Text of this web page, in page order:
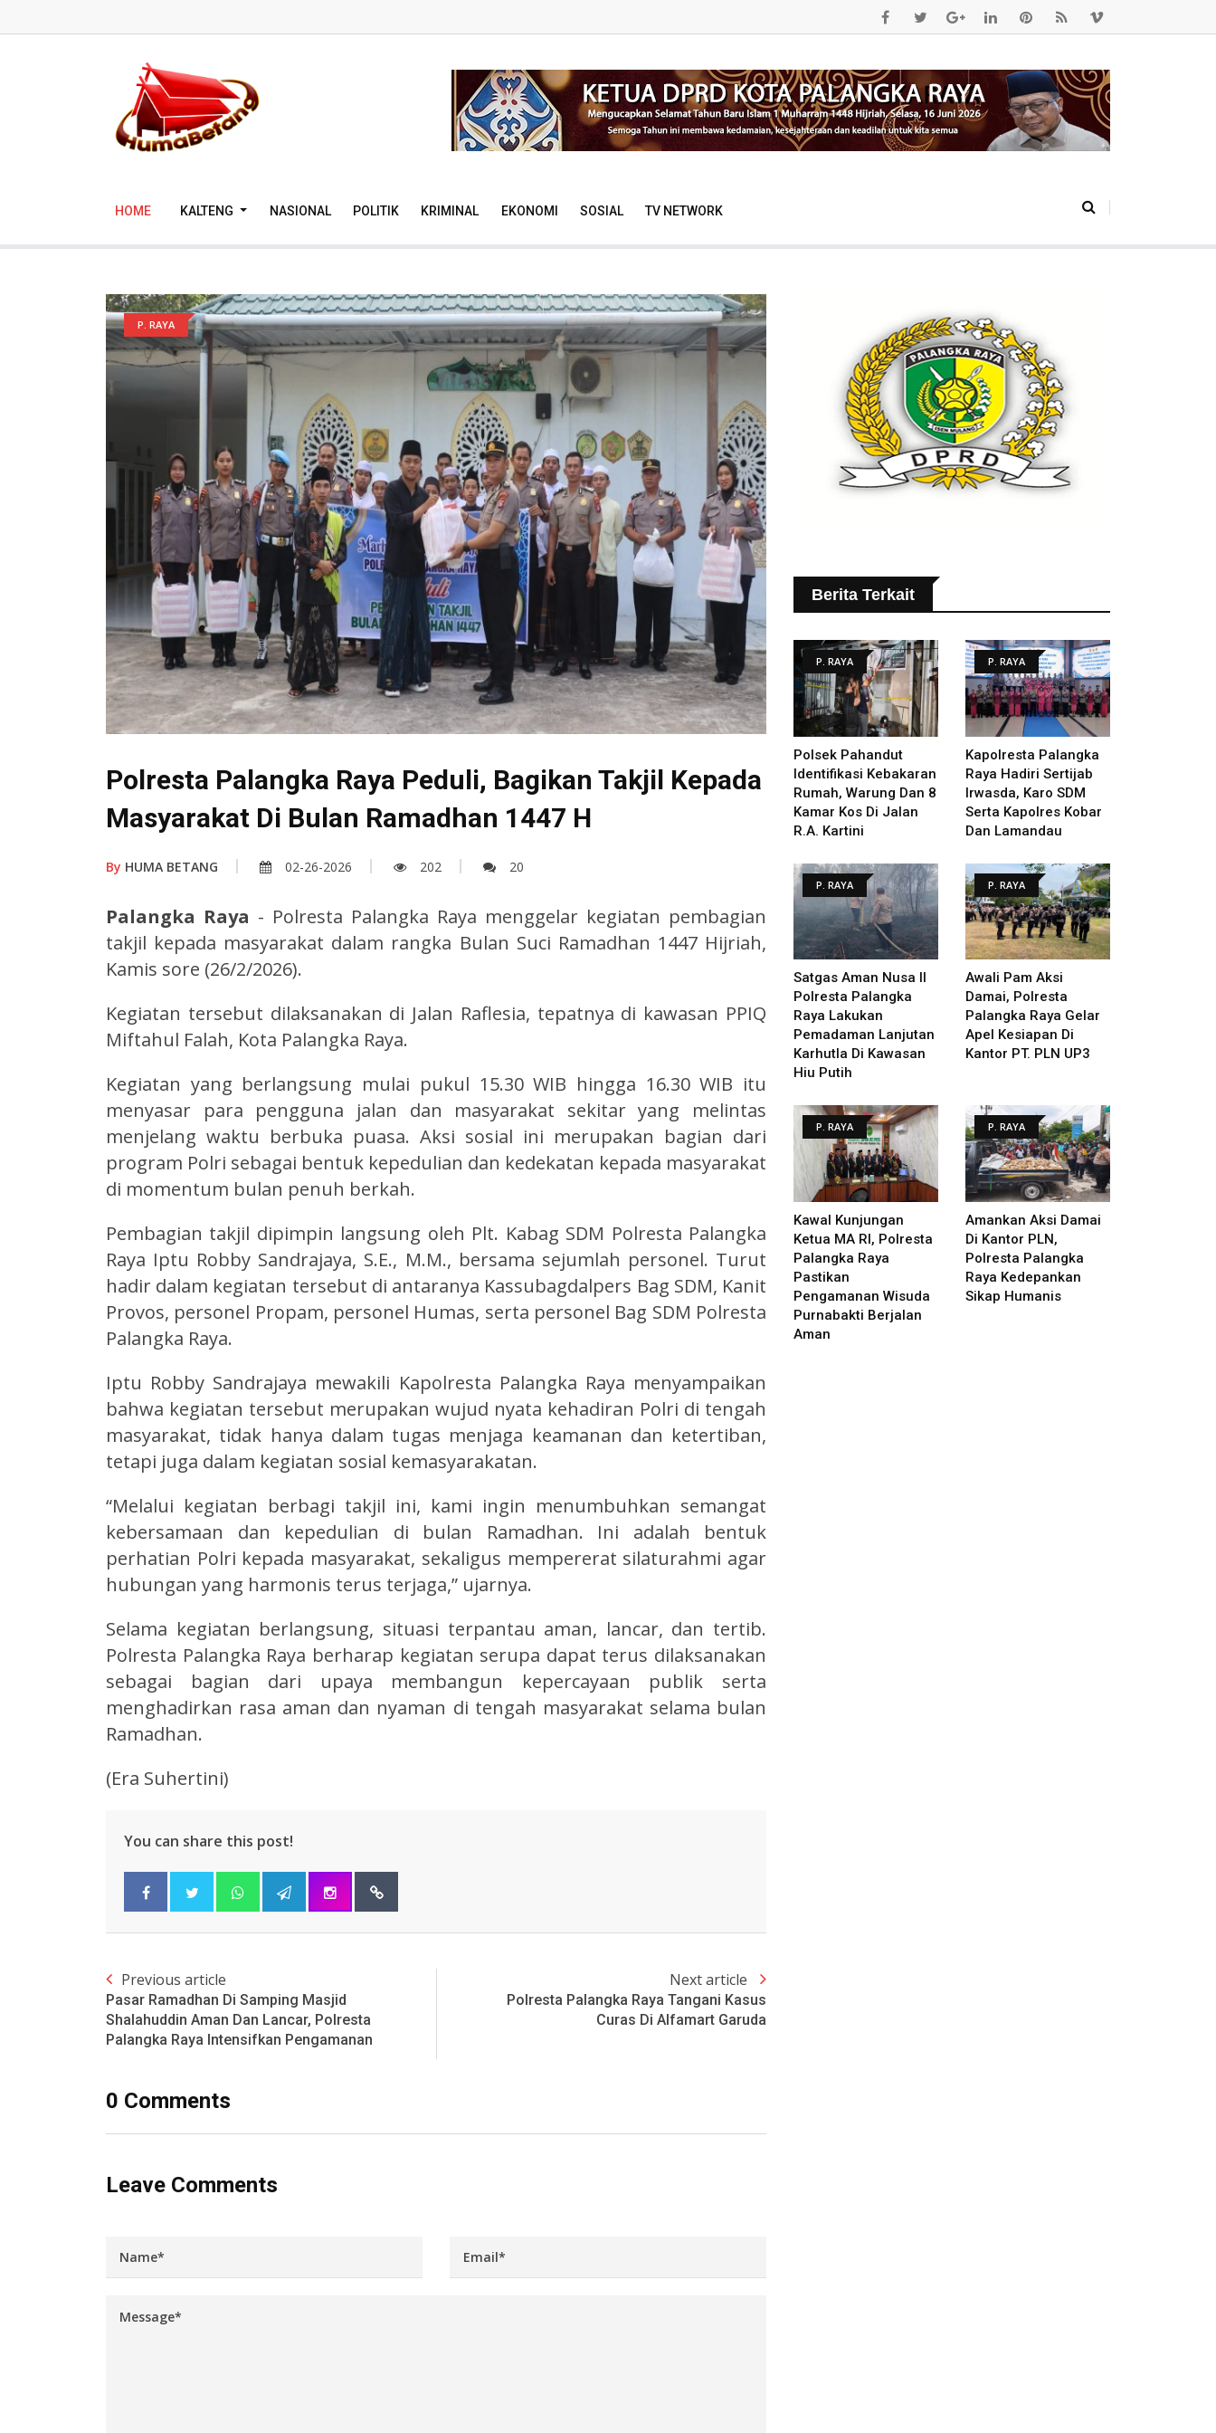
HOME KALTENG NASIONAL POLITIK KRIMINAL EKONOMI SOSIAL TV NETWORK
P. RAYA
Polresta Palangka Raya Peduli, Bagikan Takjil Kepada
Masyarakat Di Bulan Ramadhan 1447 H
By HUMA BETANG 02-26-2026 202 20
Palangka Raya - Polresta Palangka Raya menggelar kegiatan pembagian
takjil kepada masyarakat dalam rangka Bulan Suci Ramadhan 1447 Hijriah,
Kamis sore (26/2/2026).
Kegiatan tersebut dilaksanakan di Jalan Raflesia, tepatnya di kawasan PPIQ
Miftahul Falah, Kota Palangka Raya.
Kegiatan yang berlangsung mulai pukul 15.30 WIB hingga 16.30 WIB itu
menyasar para pengguna jalan dan masyarakat sekitar yang melintas
menjelang waktu berbuka puasa. Aksi sosial ini merupakan bagian dari
program Polri sebagai bentuk kepedulian dan kedekatan kepada masyarakat
di momentum bulan penuh berkah.
Pembagian takjil dipimpin langsung oleh Plt. Kabag SDM Polresta Palangka
Raya Iptu Robby Sandrajaya, S.E., M.M., bersama sejumlah personel. Turut
hadir dalam kegiatan tersebut di antaranya Kassubagdalpers Bag SDM, Kanit
Provos, personel Propam, personel Humas, serta personel Bag SDM Polresta
Palangka Raya.
Iptu Robby Sandrajaya mewakili Kapolresta Palangka Raya menyampaikan
bahwa kegiatan tersebut merupakan wujud nyata kehadiran Polri di tengah
masyarakat, tidak hanya dalam tugas menjaga keamanan dan ketertiban,
tetapi juga dalam kegiatan sosial kemasyarakatan.
“Melalui kegiatan berbagi takjil ini, kami ingin menumbuhkan semangat
kebersamaan dan kepedulian di bulan Ramadhan. Ini adalah bentuk
perhatian Polri kepada masyarakat, sekaligus mempererat silaturahmi agar
hubungan yang harmonis terus terjaga,” ujarnya.
Selama kegiatan berlangsung, situasi terpantau aman, lancar, dan tertib.
Polresta Palangka Raya berharap kegiatan serupa dapat terus dilaksanakan
sebagai bagian dari upaya membangun kepercayaan publik serta
menghadirkan rasa aman dan nyaman di tengah masyarakat selama bulan
Ramadhan.
(Era Suhertini)
You can share this post!
Previous article
Pasar Ramadhan Di Samping Masjid
Shalahuddin Aman Dan Lancar, Polresta
Palangka Raya Intensifkan Pengamanan
Next article
Polresta Palangka Raya Tangani Kasus
Curas Di Alfamart Garuda
0 Comments
Leave Comments
Berita Terkait
P. RAYA
Polsek Pahandut
Identifikasi Kebakaran
Rumah, Warung Dan 8
Kamar Kos Di Jalan
R.A. Kartini
P. RAYA
Kapolresta Palangka
Raya Hadiri Sertijab
Irwasda, Karo SDM
Serta Kapolres Kobar
Dan Lamandau
P. RAYA
Satgas Aman Nusa II
Polresta Palangka
Raya Lakukan
Pemadaman Lanjutan
Karhutla Di Kawasan
Hiu Putih
P. RAYA
Awali Pam Aksi
Damai, Polresta
Palangka Raya Gelar
Apel Kesiapan Di
Kantor PT. PLN UP3
P. RAYA
Kawal Kunjungan
Ketua MA RI, Polresta
Palangka Raya
Pastikan
Pengamanan Wisuda
Purnabakti Berjalan
Aman
P. RAYA
Amankan Aksi Damai
Di Kantor PLN,
Polresta Palangka
Raya Kedepankan
Sikap Humanis